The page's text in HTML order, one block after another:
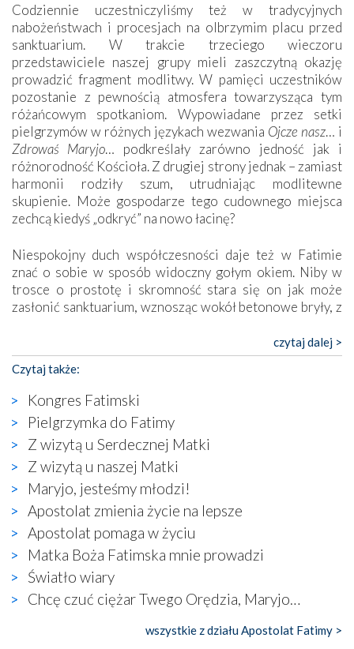
Codziennie uczestniczyliśmy też w tradycyjnych
nabożeństwach i procesjach na olbrzymim placu przed
sanktuarium. W trakcie trzeciego wieczoru
przedstawiciele naszej grupy mieli zaszczytną okazję
prowadzić fragment modlitwy. W pamięci uczestników
pozostanie z pewnością atmosfera towarzysząca tym
różańcowym spotkaniom. Wypowiadane przez setki
pielgrzymów w różnych językach wezwania Ojcze nasz… i
Zdrowaś Maryjo… podkreślały zarówno jedność jak i
różnorodność Kościoła. Z drugiej strony jednak – zamiast
harmonii rodziły szum, utrudniając modlitewne
skupienie. Może gospodarze tego cudownego miejsca
zechcą kiedyś „odkryć” na nowo łacinę?
Niespokojny duch współczesności daje też w Fatimie
znać o sobie w sposób widoczny gołym okiem. Niby w
trosce o prostotę i skromność stara się on jak może
zasłonić sanktuarium, wznosząc wokół betonowe bryły, z
katolickiego kultu. Tylko co wspólnego z żywą,
autentyczną wiarą mogą mieć płaskie, szare bunkry albo
kaplice, w których Tabernakulum przypomina bardziej
skrzynkę na narzędzia? Albo co powiedzieć o ustawionym
tuż przy nowej bazylice wielkim krzyżu, na którym
zamiast Chrystusa umieszczono dziwaczną postać jakby
wyjętą ze starożytnych hieroglifów? W kulturowym
kontekście naszych czasów to raczej karykatura niż godny
wizerunek Zbawiciela…
Zatem nawet w bezpośrednim otoczeniu sanktuarium
naocznie przekonaliśmy się, że wewnątrz Kościoła toczy
się ogromna walka o kształt katolicyzmu i o serca
wierzących. Do czego to zmaganie może prowadzić,
widzieliśmy w urokliwym, niewielkim mieście Obidos,
gdzie w miejscu dawnego kościoła działa dzisiaj…
księgarnia.
Nasze pielgrzymkowe wyprawy, których celem były
czytaj dalej >
Czytaj także:
Kongres Fatimski
Pielgrzymka do Fatimy
Z wizytą u Serdecznej Matki
Z wizytą u naszej Matki
Maryjo, jesteśmy młodzi!
Apostolat zmienia życie na lepsze
Apostolat pomaga w życiu
Matka Boża Fatimska mnie prowadzi
Światło wiary
Chcę czuć ciężar Twego Orędzia, Maryjo…
wszystkie z działu Apostolat Fatimy >